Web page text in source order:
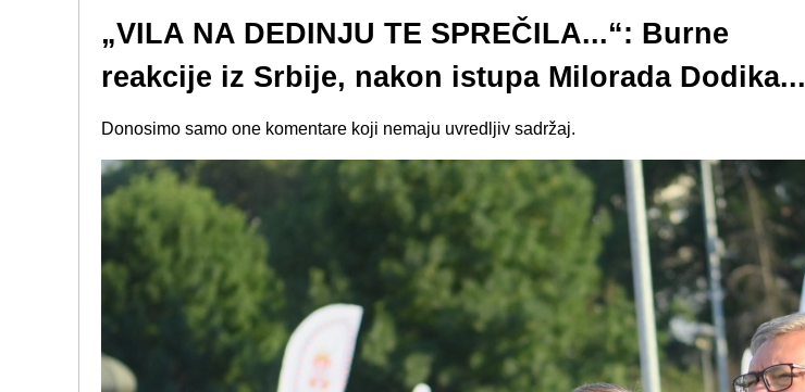
„VILA NA DEDINJU TE SPREČILA...“: Burne
reakcije iz Srbije, nakon istupa Milorada Dodika...
Donosimo samo one komentare koji nemaju uvredljiv sadržaj.